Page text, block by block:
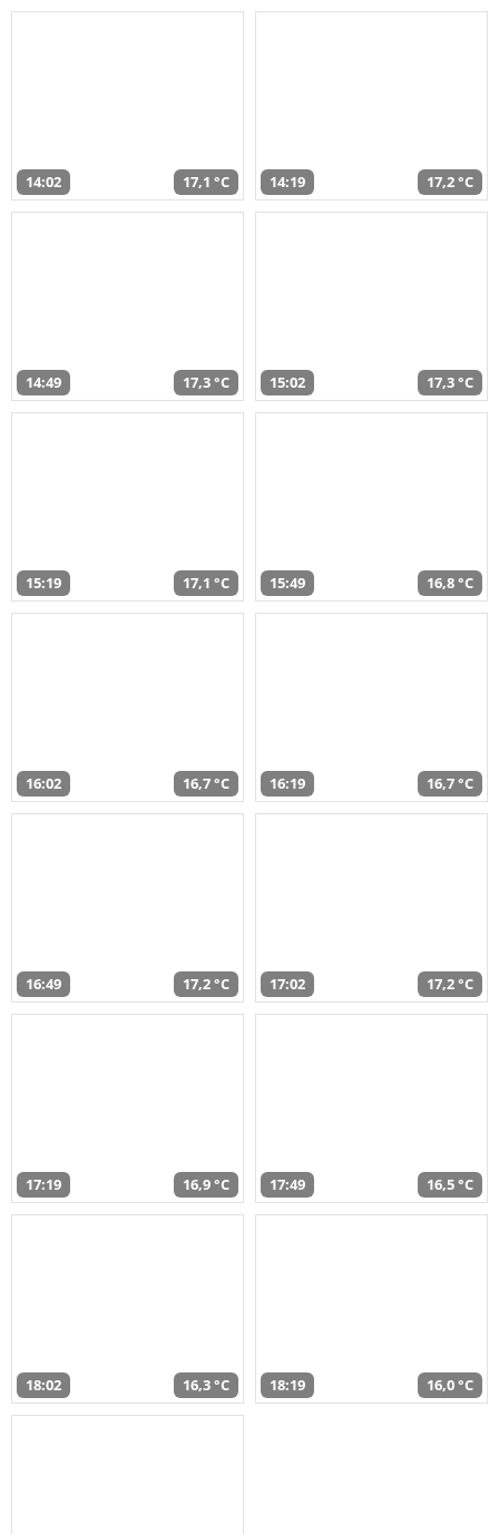
14:02 17,1 °C 14:19 17,2 °C
14:49 17,3 °C 15:02 17,3 °C
15:19 17,1 °C 15:49 16,8 °C
16:02 16,7 °C 16:19 16,7 °C
16:49 17,2 °C 17:02 17,2 °C
17:19 16,9 °C 17:49 16,5 °C
18:02 16,3 °C 18:19 16,0 °C